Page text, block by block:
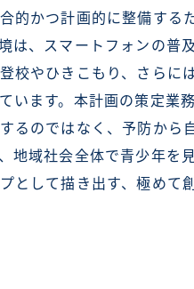
的かつ計画的に整備する
は、スマートフォンの普
校やひきこもり、さらに
います。本計画の策定業
るのではなく、予防から
地域社会全体で青少年を
として描き出す、極めて